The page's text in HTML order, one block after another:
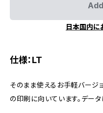
日本国内に
仕様：LT
そのまま使えるお手軽バージ
の印刷に向いています。デー